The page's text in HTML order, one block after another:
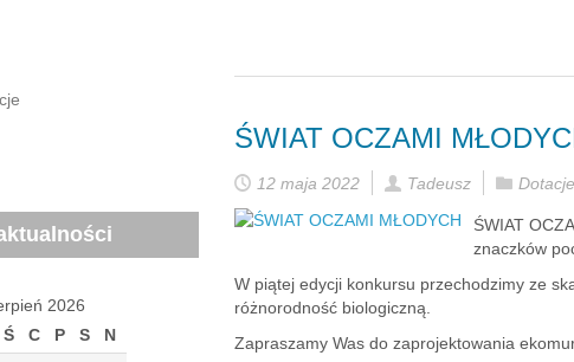
2026
Ś C P S
N
ŚWIAT OCZAMI
12 maja 2022 Tadeusz
ŚWIAT
znaczków
W piątej edycji konkursu przechodzimy ze
różnorodność biologiczną.
Zapraszamy Was do zaprojektowania